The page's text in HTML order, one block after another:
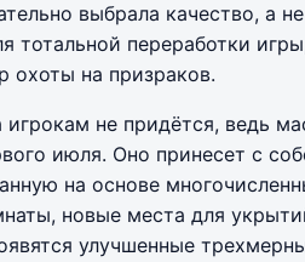
выбрала качество, а
тотальной переработки
охоты на призраков.
не придётся, ведь
июля. Оно принесет с
на основе
новые места для
улучшенные